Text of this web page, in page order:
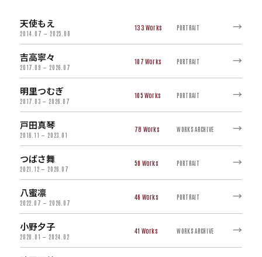
天使もえ
2014.07 — 2025.08
133 PORTRAIT →
吉高寧々
2017.09 — 2026.07
107 PORTRAIT →
明里つむぎ
2017.03 — 2026.07
105 PORTRAIT →
戸田真琴
2016.11 — 2023.01
78 WORKS ARCHIVE →
つばさ舞
2021.12 — 2026.07
50 PORTRAIT →
八蜜凛
2022.07 — 2026.07
46 PORTRAIT →
小野夕子
2020.01 — 2024.02
41 WORKS ARCHIVE →